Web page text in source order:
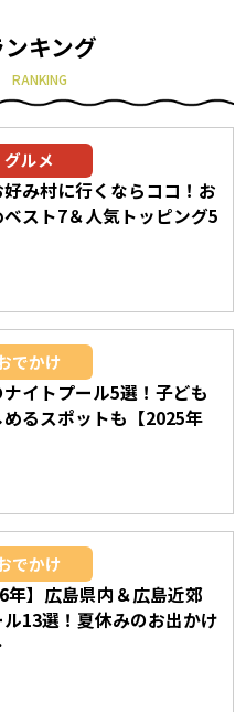
ンキング
RANKING
グルメ
み村に行くならココ！お
スト7＆人気トッピング5
でかけ
イトプール5選！子ども
めるスポットも【2025年
でかけ
年】広島県内＆広島近郊
13選！夏休みのお出かけ